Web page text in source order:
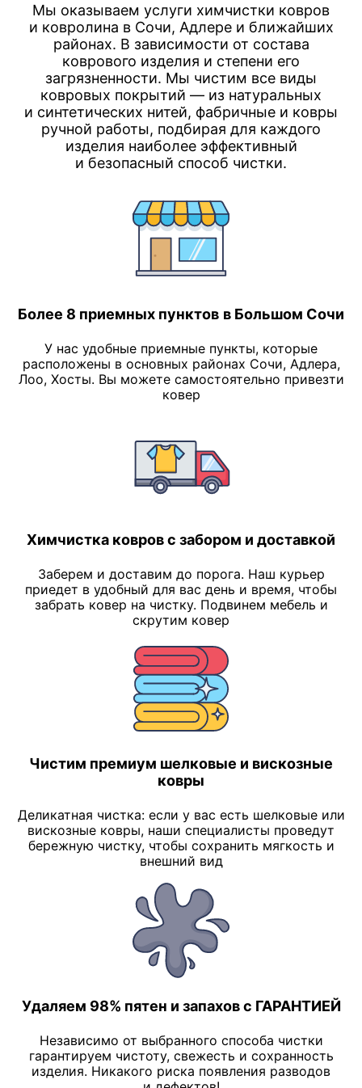
Мы оказываем услуги химчистки ковров
и ковролина в Сочи, Адлере и ближайших
районах. В зависимости от состава
коврового изделия и степени его
загрязненности. Мы чистим все виды
ковровых покрытий — из натуральных
и синтетических нитей, фабричные и ковры
ручной работы, подбирая для каждого
изделия наиболее эффективный
и безопасный способ чистки.
Более 8 приемных пунктов в Большом Сочи
У нас удобные приемные пункты, которые
расположены в основных районах Сочи, Адлера,
Лоо, Хосты. Вы можете самостоятельно привезти
ковер
Химчистка ковров с забором и доставкой
Заберем и доставим до порога. Наш курьер
приедет в удобный для вас день и время, чтобы
забрать ковер на чистку. Подвинем мебель и
скрутим ковер
Чистим премиум шелковые и вискозные
ковры
Деликатная чистка: если у вас есть шелковые или
вискозные ковры, наши специалисты проведут
бережную чистку, чтобы сохранить мягкость и
внешний вид
Удаляем 98% пятен и запахов с ГАРАНТИЕЙ
Независимо от выбранного способа чистки
гарантируем чистоту, свежесть и сохранность
изделия. Никакого риска появления разводов